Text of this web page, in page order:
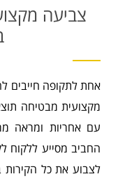
צביעה
אחת לתקופה חייבים
מקצועית מבטיחה
עם אחריות ומראה
החביב מסייע ללקוח
לצבוע את כל הקירות